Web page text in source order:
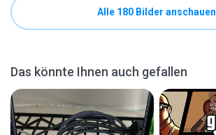
Alle 180 Bilder anschauen
Das könnte Ihnen auch gefallen